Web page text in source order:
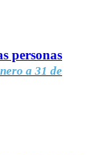
personas
a 31 de